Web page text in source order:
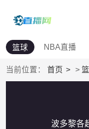
篮球 NBA直播
当前位置： 首页 >
波多黎各